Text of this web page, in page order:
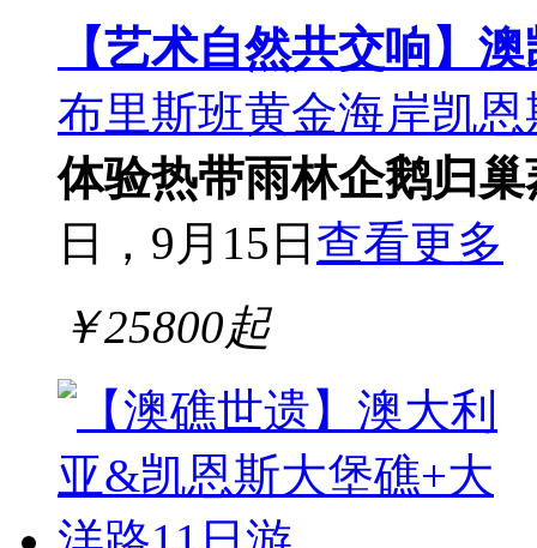
【艺术自然共交响】
布里斯班黄金海岸凯
体验热带雨林企鹅归巢
日，9月15日 查看更多
￥25800起